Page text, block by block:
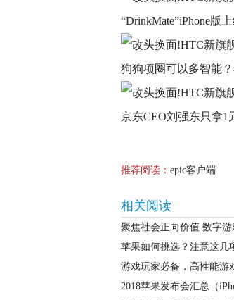
“DrinkMate”iPhone版
狗狗项圈可以多智能
京东CEO刘强东只拿1
推荐阅读： epic客户端
相关阅读
聚焦社会正向价值 数字
苹果如何挑选？注意这几
游戏玩家必备，高性能游
2018苹果发布会汇总（